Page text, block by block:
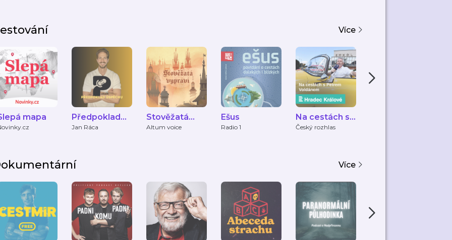
Více
mapa
Předpoklad
úspěchu - život
Jan Ráca
Stověžatá
vypráví
Altum voice
Ešus
Radio 1
Na cestách s
Petrem
Český rozhlas
Více